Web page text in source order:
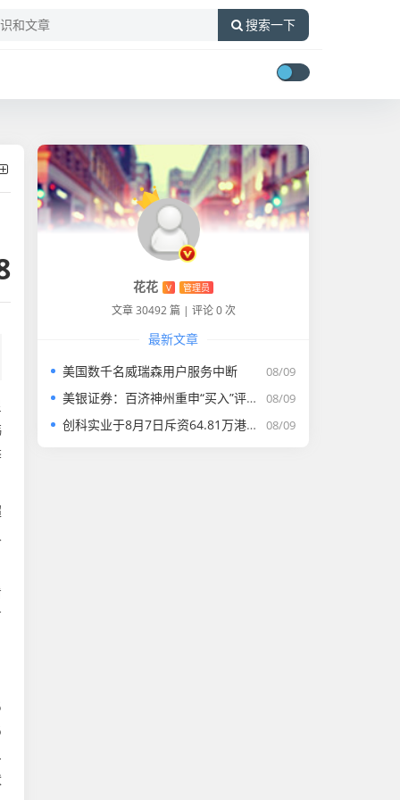
搜索一下
花花 V 管理员
文章 30492 篇 | 评论 0 次
最新文章
08/09
美国数千名威瑞森用户服务中断
08/09
美银证券：百济神州重申“买入”评级 目标价升至255.43港元
08/09
创科实业于8月7日斥资64.81万港元回购4500股